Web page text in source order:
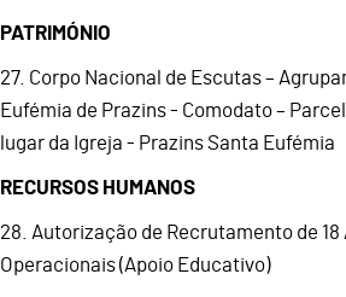
PATRIMÓNIO
27. Corpo Nacional de Escutas –
Eufémia de Prazins - Comodato –
lugar da Igreja - Prazins Santa Eufémia
RECURSOS HUMANOS
28. Autorização de Recrutamento de
Operacionais (Apoio Educativo)